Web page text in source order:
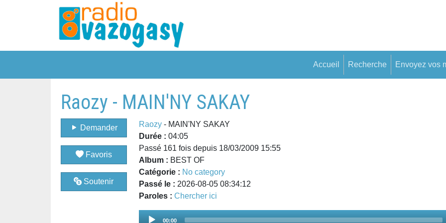
Accueil Recherche Envoyez vos
Raozy - MAIN'NY SAKAY
Demander
Favoris
Soutenir
Raozy- MAIN'NY SAKAY
Durée : 04:05
Passé 161 fois depuis 18/03/2009 15:55
Album : BEST OF
Catégorie : No category
Passé le : 2026-08-05 08:34:12
Paroles : Chercher ici
Audio
00:00